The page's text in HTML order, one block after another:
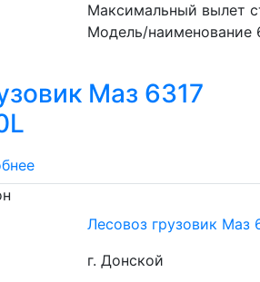
Максимальный вылет
Модель/наименование
Маз 6317
Лесовоз грузовик Маз
г. Донской